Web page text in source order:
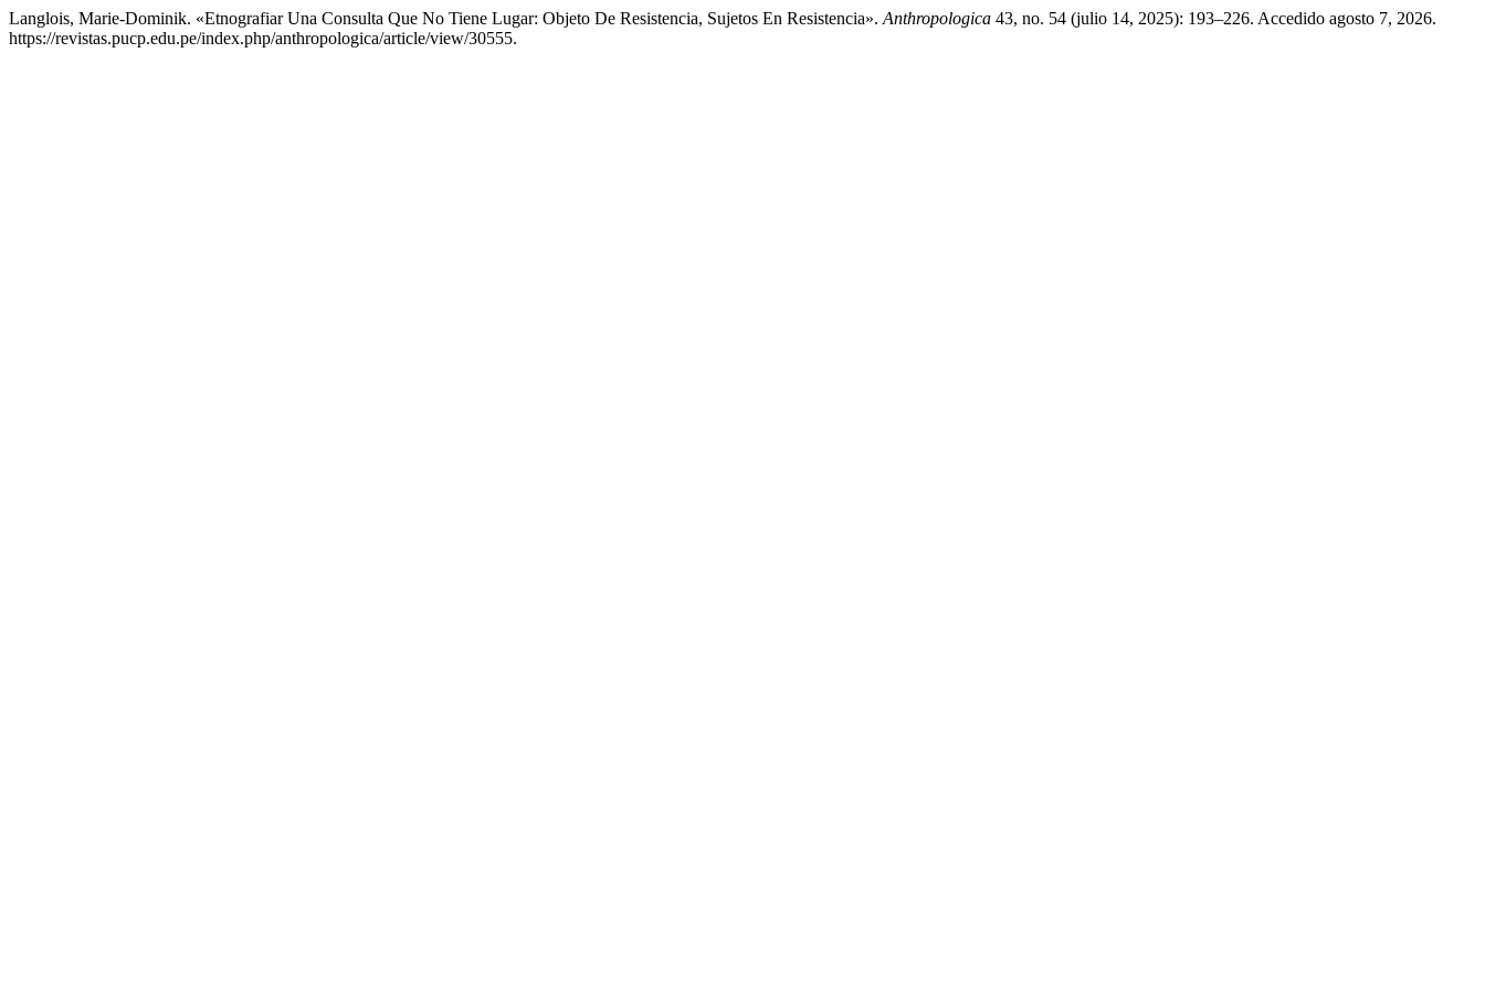
Langlois, Marie-Dominik. «Etnografiar Una Consulta Que No Tiene Lugar: Objeto De Resistencia, Sujetos En Resistencia». Anthropologica 43, no. 54 (julio 14, 2025): 193–226. Accedido agosto 7, 2026.
https://revistas.pucp.edu.pe/index.php/anthropologica/article/view/30555.